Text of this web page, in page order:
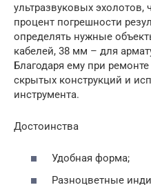
ультразвуковых эхолотов,
процент погрешности
определять нужные
кабелей, 38 мм – для
Благодаря ему при
скрытых конструкций и
инструмента.
Достоинства
Удобная форма;
Разноцветные